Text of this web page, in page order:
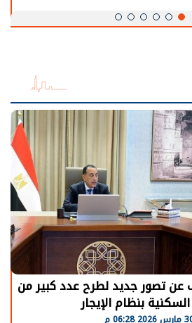
عن تصور جديد لطرح عدد كبير من
بنظام الإيجار